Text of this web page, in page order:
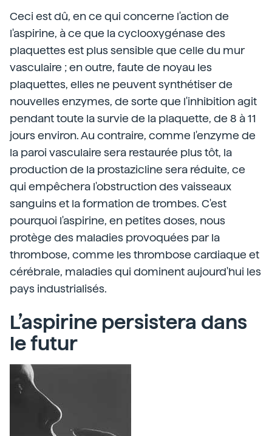
Ceci est dû, en ce qui concerne l'action de
l'aspirine, à ce que la cyclooxygénase des
plaquettes est plus sensible que celle du mur
vasculaire ; en outre, faute de noyau les
plaquettes, elles ne peuvent synthétiser de
nouvelles enzymes, de sorte que l'inhibition agit
pendant toute la survie de la plaquette, de 8 à 11
jours environ. Au contraire, comme l'enzyme de
la paroi vasculaire sera restaurée plus tôt, la
production de la prostazicline sera réduite, ce
qui empêchera l'obstruction des vaisseaux
sanguins et la formation de trombes. C'est
pourquoi l'aspirine, en petites doses, nous
protège des maladies provoquées par la
thrombose, comme les thrombose cardiaque et
cérébrale, maladies qui dominent aujourd'hui les
pays industrialisés.
L’aspirine persistera dans
le futur